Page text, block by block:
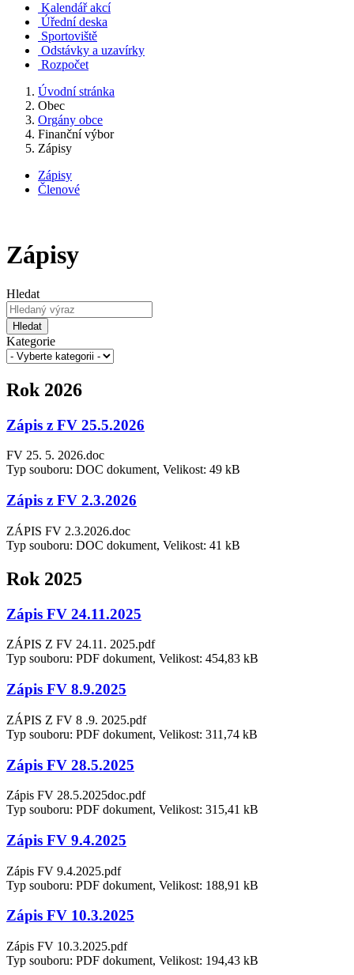
Kalendář akcí
Úřední deska
Sportoviště
Odstávky a uzavírky
Rozpočet
Úvodní stránka
Obec
Orgány obce
Finanční výbor
Zápisy
Zápisy
Členové
Zápisy
Hledat
Hledat
Kategorie
Rok 2026
Zápis z FV 25.5.2026
FV 25. 5. 2026.doc
Typ souboru: DOC dokument, Velikost: 49 kB
Zápis z FV 2.3.2026
ZÁPIS FV 2.3.2026.doc
Typ souboru: DOC dokument, Velikost: 41 kB
Rok 2025
Zápis FV 24.11.2025
ZÁPIS Z FV 24.11. 2025.pdf
Typ souboru: PDF dokument, Velikost: 454,83 kB
Zápis FV 8.9.2025
ZÁPIS Z FV 8 .9. 2025.pdf
Typ souboru: PDF dokument, Velikost: 311,74 kB
Zápis FV 28.5.2025
Zápis FV 28.5.2025doc.pdf
Typ souboru: PDF dokument, Velikost: 315,41 kB
Zápis FV 9.4.2025
Zápis FV 9.4.2025.pdf
Typ souboru: PDF dokument, Velikost: 188,91 kB
Zápis FV 10.3.2025
Zápis FV 10.3.2025.pdf
Typ souboru: PDF dokument, Velikost: 194,43 kB